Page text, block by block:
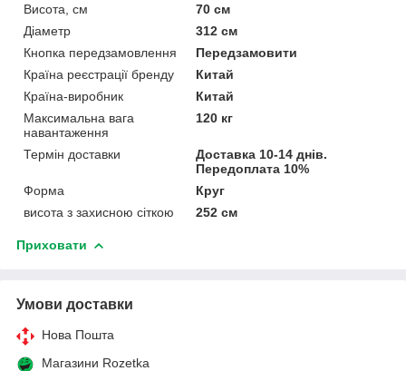
Висота, см
70 см
Діаметр
312 см
Кнопка передзамовлення
Передзамовити
Країна реєстрації бренду
Китай
Країна-виробник
Китай
Максимальна вага
навантаження
120 кг
Термін доставки
Доставка 10-14 днів.
Передоплата 10%
Форма
Круг
висота з захисною сіткою
252 см
Приховати
Умови доставки
Нова Пошта
Магазини Rozetka